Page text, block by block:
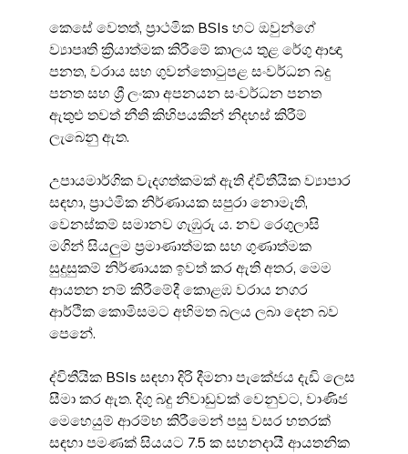
කෙසේ වෙතත්, ප්‍රාථමික BSIs හට ඔවුන්ගේ
ව්‍යාපෘති ක්‍රියාත්මක කිරීමේ කාලය තුළ රේගු ආඥා
පනත, වරාය සහ ගුවන්තොටුපළ සංවර්ධන බදු
පනත සහ ශ්‍රී ලංකා අපනයන සංවර්ධන පනත
ඇතුළු තවත් නීති කිහිපයකින් නිදහස් කිරීම්
ලැබෙනු ඇත.
උපායමාර්ගික වැදගත්කමක් ඇති ද්විතීයික ව්‍යාපාර
සඳහා, ප්‍රාථමික නිර්ණායක සපුරා නොමැති,
වෙනස්කම් සමානව ගැඹුරු ය. නව රෙගුලාසි
මගින් සියලුම ප්‍රමාණාත්මක සහ ගුණාත්මක
සුදුසුකම් නිර්ණායක ඉවත් කර ඇති අතර, මෙම
ආයතන නම් කිරීමේදී කොළඹ වරාය නගර
ආර්ථික කොමිසමට අභිමත බලය ලබා දෙන බව
පෙනේ.
ද්විතීයික BSIs සඳහා දිරි දීමනා පැකේජය දැඩි ලෙස
සීමා කර ඇත. දිගු බදු නිවාඩුවක් වෙනුවට, වාණිජ
මෙහෙයුම් ආරම්භ කිරීමෙන් පසු වසර හතරක්
සඳහා පමණක් සියයට 7.5 ක සහනදායී ආයතනික